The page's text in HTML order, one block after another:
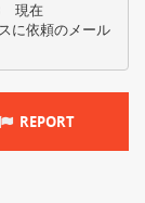
現在
に依頼のメール
REPORT